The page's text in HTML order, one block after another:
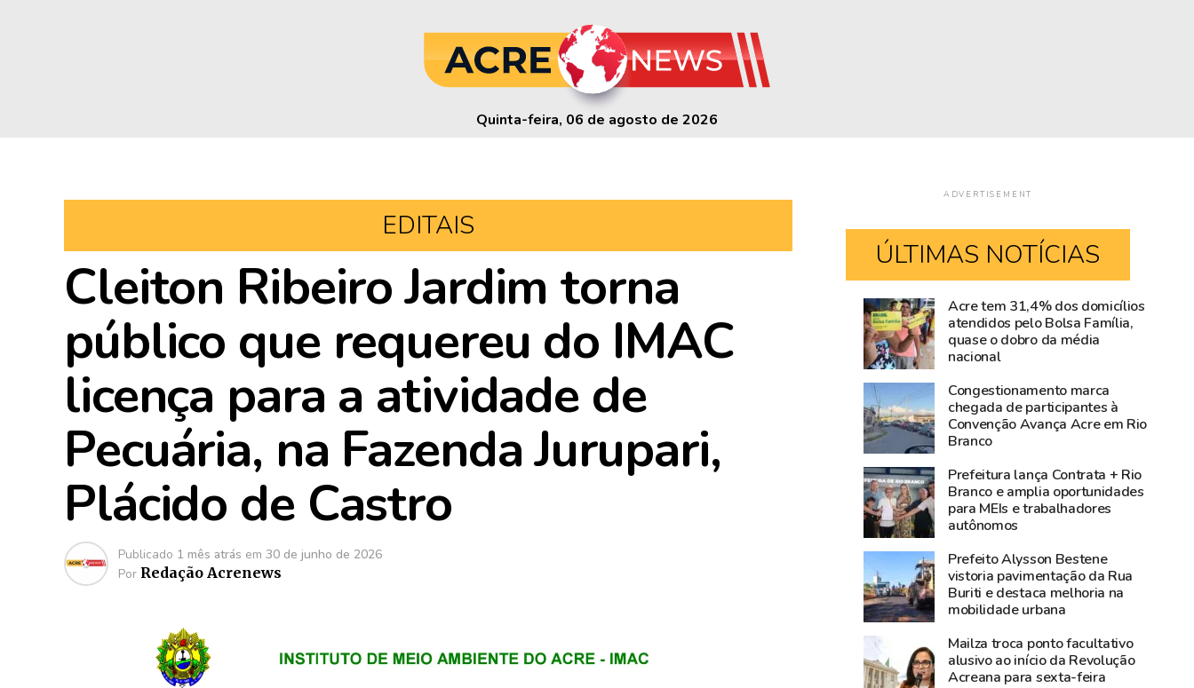
Quinta-feira, 06 de agosto de 2026
EDITAIS
Cleiton Ribeiro Jardim torna
público que requereu do IMAC
licença para a atividade de
Pecuária, na Fazenda Jurupari,
Plácido de Castro
Publicado 1 mês atrás em 30 de junho de 2026
Por Redação Acrenews
ADVERTISEMENT
ÚLTIMAS NOTÍCIAS
Rio
Branco
movimenta
R$
3,8
bilhões
lidera
produção
agropecuária
do
Acre
Amazônia
cresce
acima
da
média
nacional
Norte
registra
alta
de
2,3%
na
atividade
econômica
Acre tem 31,4% dos domicílios
atendidos pelo Bolsa Família,
quase o dobro da média
nacional
Congestionamento marca
chegada de participantes à
Convenção Avança Acre em Rio
Branco
Prefeitura lança Contrata + Rio
Branco e amplia oportunidades
para MEIs e trabalhadores
autônomos
Prefeito Alysson Bestene
vistoria pavimentação da Rua
Buriti e destaca melhoria na
mobilidade urbana
Mailza troca ponto facultativo
alusivo ao início da Revolução
Acreana para sexta-feira